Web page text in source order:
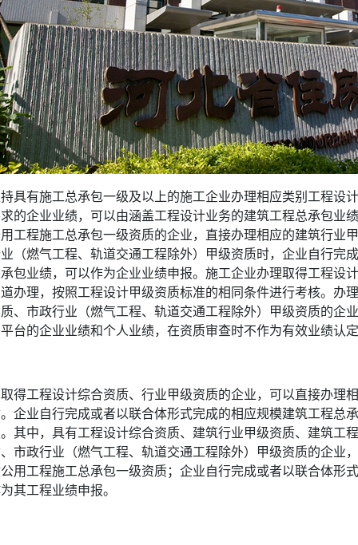
具有施工总承包一级及以上的施工企业办理相应类别工程设
的企业业绩，可以由涵盖工程设计业务的建筑工程总承包业
工程施工总承包一级资质的企业，直接办理相应的建筑行业
（燃气工程、轨道交通工程除外）甲级资质时，企业自行完
包业绩，可以作为企业业绩申报。施工企业办理取得工程设
办理，按照工程设计甲级资质标准的相同条件进行考核。办
、市政行业（燃气工程、轨道交通工程除外）甲级资质的企
台的企业业绩和个人业绩，在资质审查时不作为有效业绩认
得工程设计综合资质、行业甲级资质的企业，可以直接办理
企业自行完成或者以联合体形式完成的相应规模建筑工程总
其中，具有工程设计综合资质、建筑行业甲级资质、建筑工
市政行业（燃气工程、轨道交通工程除外）甲级资质的企业
用工程施工总承包一级资质；企业自行完成或者以联合体形
其工程业绩申报。